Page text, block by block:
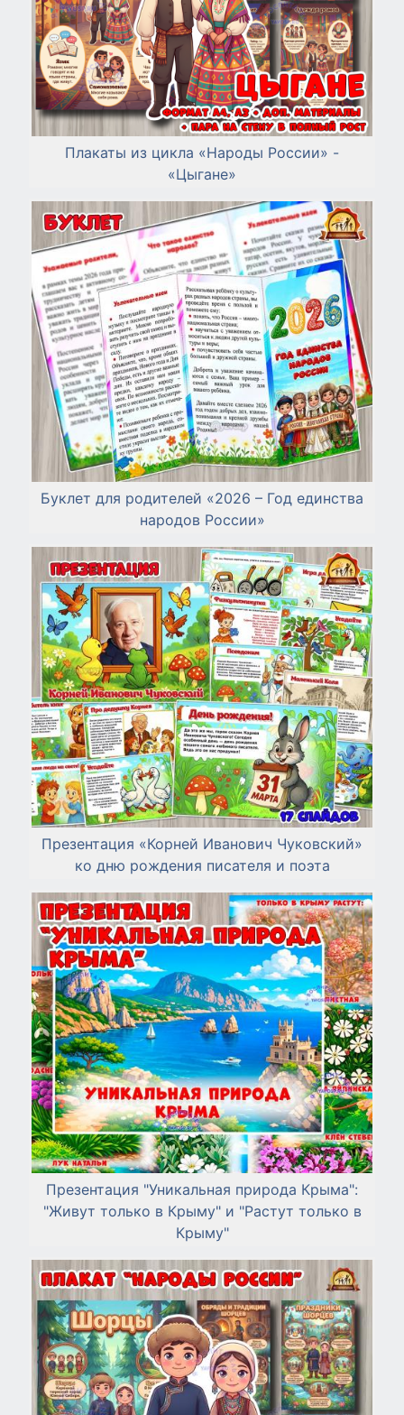
Плакаты из цикла «Народы России» -
«Цыгане»
Буклет для родителей «2026 – Год единства
народов России»
Презентация «Корней Иванович Чуковский»
ко дню рождения писателя и поэта
Презентация "Уникальная природа Крыма":
"Живут только в Крыму" и "Растут только в
Крыму"